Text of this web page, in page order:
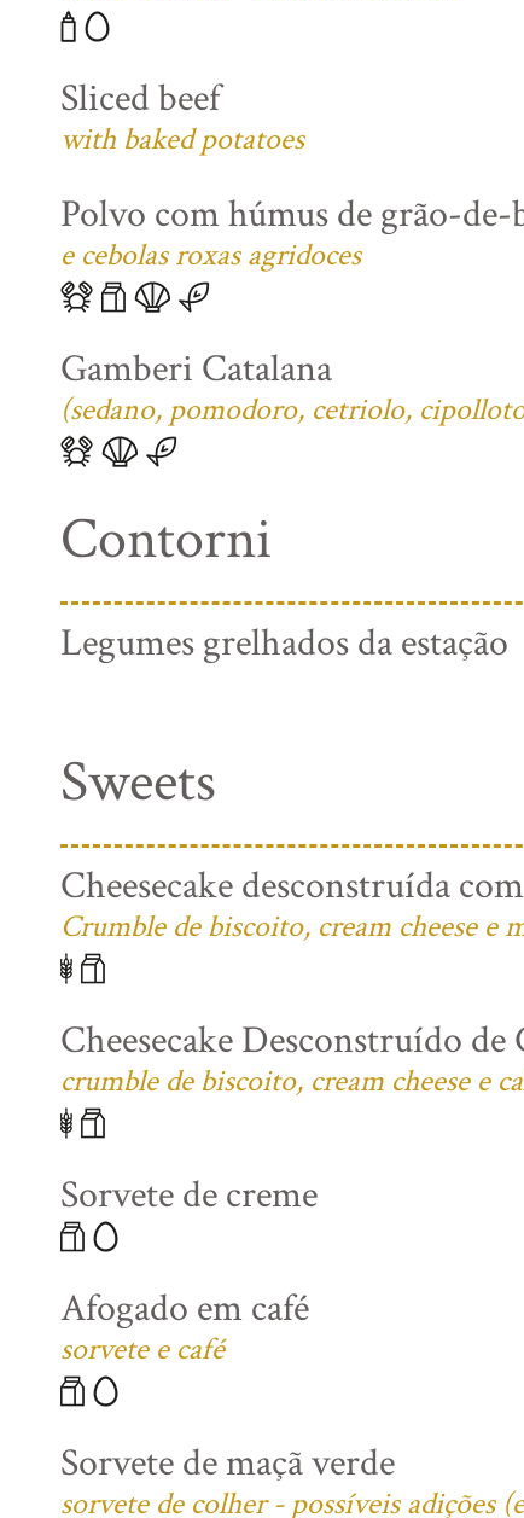
Sliced beef
with baked potatoes
Polvo com húmus de grão-
e cebolas roxas agridoces
Gamberi Catalana
(sedano, pomodoro, cetriolo,
Contorni
Legumes grelhados da estação
Sweets
Cheesecake desconstruída
Crumble de biscoito, cream cheese e
Cheesecake Desconstruído de
crumble de biscoito, cream cheese e
Sorvete de creme
Afogado em café
sorvete e café
Sorvete de maçã verde
sorvete de colher - possíveis adições